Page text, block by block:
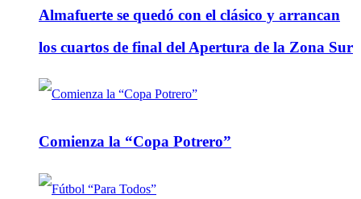
Almafuerte se quedó con el clásico y arrancan
los cuartos de final del Apertura de la Zona Sur
Comienza la “Copa Potrero”